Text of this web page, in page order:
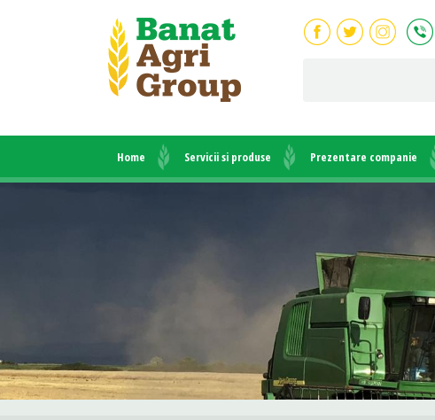
Home Servicii si produse Prezentare companie